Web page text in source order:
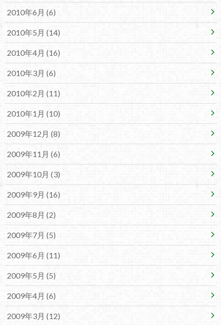
2010年6月 (6)
2010年5月 (14)
2010年4月 (16)
2010年3月 (6)
2010年2月 (11)
2010年1月 (10)
2009年12月 (8)
2009年11月 (6)
2009年10月 (3)
2009年9月 (16)
2009年8月 (2)
2009年7月 (5)
2009年6月 (11)
2009年5月 (5)
2009年4月 (6)
2009年3月 (12)